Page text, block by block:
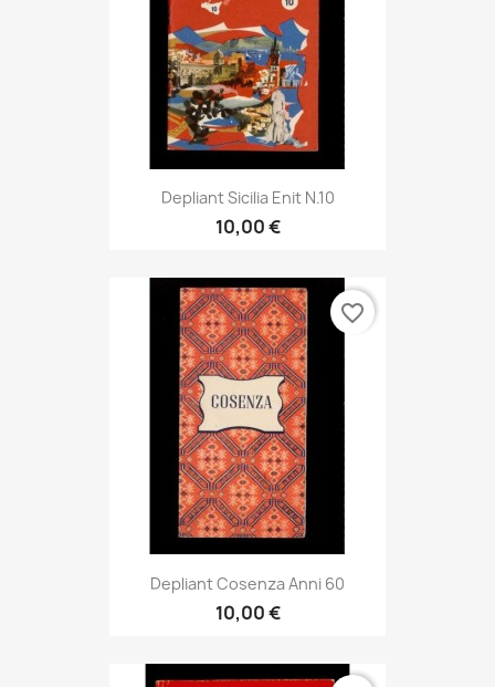
Depliant Sicilia Enit N.10
10,00 €
Depliant Cosenza Anni 60
10,00 €
favorite_border